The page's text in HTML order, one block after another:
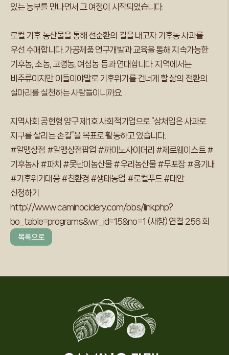
있는 농부를 만나면서 그 여정이 시작되었습니다.
로컬 기후 농산물을 통해 선순환의 길을 내고자 기후농 사과를
우선 수매합니다. 가공제품 연구개발과 교육을 통해 지속가능한
기후농, 소농, 고령농, 여성농 등과 연대합니다. 지역에서는
비주류이지만 이들이야말로 기후위기를 건너게 할 삶의 전환의
실마리를 실천하는 사람들이니까요.
지역사회 공헌형 양구 제1호 사회적기업으로 “상처입은 사과로
지구를 살리는 손길”을 목표로 활동하고 있습니다.
#알맹상점 #알맹상점팝업 #까미노사이더리 #제로웨이스트 #
기후농사 #파치 #못난이농산물 #우리농산물 #무포장 #용기내
#기후위기대응 #친환경 #생태농업 #로컬푸드 #대안
신청하기
http://www.caminocidery.com/bbs/link.php?
bo_table=programs&wr_id=15&no=1 (새창) 연결 256 회
목록으로